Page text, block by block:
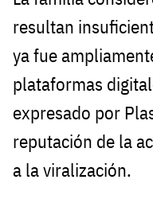
resultan
ya fue
plataformas
expresado por
reputación de la
a la viralización.